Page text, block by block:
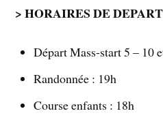
> HORAIRES DE DEPART
Départ Mass-start 5 – 10
Randonnée : 19h
Course enfants : 18h